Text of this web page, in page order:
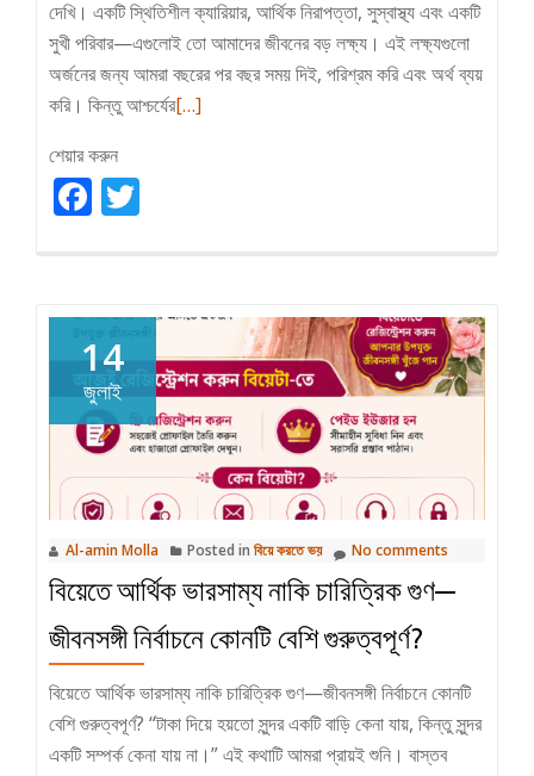
দেখি। একটি স্থিতিশীল ক্যারিয়ার, আর্থিক নিরাপত্তা, সুস্বাস্থ্য এবং একটি
সুখী পরিবার—এগুলোই তো আমাদের জীবনের বড় লক্ষ্য। এই লক্ষ্যগুলো
অর্জনের জন্য আমরা বছরের পর বছর সময় দিই, পরিশ্রম করি এবং অর্থ ব্যয়
করি। কিন্তু আশ্চর্যেরRead
ভালোবাসুন
[…]
শেয়ার করুন
Facebook
14
জুলাই
Al-amin Molla Posted in বিয়ে করতে ভয় No comments
বিয়েতে আর্থিক ভারসাম্য নাকি চারিত্রিক গুণ—
জীবনসঙ্গী নির্বাচনে কোনটি বেশি গুরুত্বপূর্ণ?
বিয়েতে আর্থিক ভারসাম্য নাকি চারিত্রিক গুণ—জীবনসঙ্গী নির্বাচনে কোনটি
বেশি গুরুত্বপূর্ণ? “টাকা দিয়ে হয়তো সুন্দর একটি বাড়ি কেনা যায়, কিন্তু সুন্দর
একটি সম্পর্ক কেনা যায় না।” এই কথাটি আমরা প্রায়ই শুনি। বাস্তব